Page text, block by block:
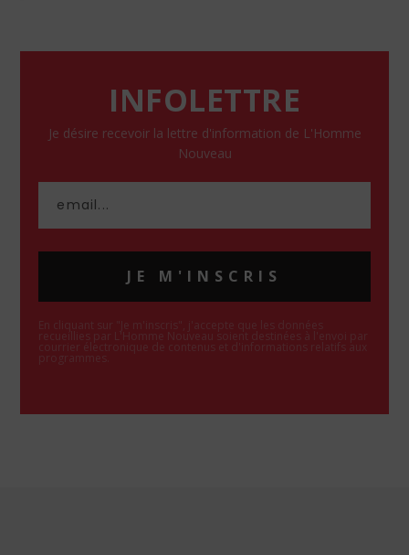
INFOLETTRE
Je désire recevoir la lettre d'information de L'Homme
Nouveau
JE M'INSCRIS
En cliquant sur "Je m'inscris", j'accepte que les données
recueillies par L'Homme Nouveau soient destinées à l'envoi par
courrier électronique de contenus et d'informations relatifs aux
programmes.